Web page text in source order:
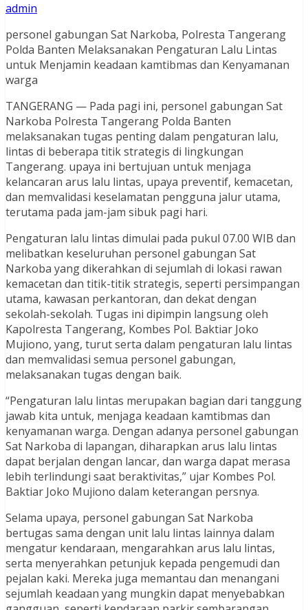
admin
personel gabungan Sat Narkoba, Polresta Tangerang
Polda Banten Melaksanakan Pengaturan Lalu Lintas
untuk Menjamin keadaan kamtibmas dan Kenyamanan
warga
TANGERANG — Pada pagi ini, personel gabungan Sat
Narkoba Polresta Tangerang Polda Banten
melaksanakan tugas penting dalam pengaturan lalu,
lintas di beberapa titik strategis di lingkungan
Tangerang. upaya ini bertujuan untuk menjaga
kelancaran arus lalu lintas, upaya preventif, kemacetan,
dan memvalidasi keselamatan pengguna jalur utama,
terutama pada jam-jam sibuk pagi hari.
Pengaturan lalu lintas dimulai pada pukul 07.00 WIB dan
melibatkan keseluruhan personel gabungan Sat
Narkoba yang dikerahkan di sejumlah di lokasi rawan
kemacetan dan titik-titik strategis, seperti persimpangan
utama, kawasan perkantoran, dan dekat dengan
sekolah-sekolah. Tugas ini dipimpin langsung oleh
Kapolresta Tangerang, Kombes Pol. Baktiar Joko
Mujiono, yang, turut serta dalam pengaturan lalu lintas
dan memvalidasi semua personel gabungan,
melaksanakan tugas dengan baik.
“Pengaturan lalu lintas merupakan bagian dari tanggung
jawab kita untuk, menjaga keadaan kamtibmas dan
kenyamanan warga. Dengan adanya personel gabungan
Sat Narkoba di lapangan, diharapkan arus lalu lintas
dapat berjalan dengan lancar, dan warga dapat merasa
lebih terlindungi saat beraktivitas,” ujar Kombes Pol.
Baktiar Joko Mujiono dalam keterangan persnya.
Selama upaya, personel gabungan Sat Narkoba
bertugas sama dengan unit lalu lintas lainnya dalam
mengatur kendaraan, mengarahkan arus lalu lintas,
serta menyerahkan petunjuk kepada pengemudi dan
pejalan kaki. Mereka juga memantau dan menangani
sejumlah keadaan yang mungkin dapat menyebabkan